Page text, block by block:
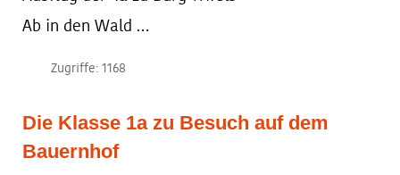
Ab in den Wald …
Zugriffe: 1168
Die Klasse 1a zu Besuch auf dem
Bauernhof